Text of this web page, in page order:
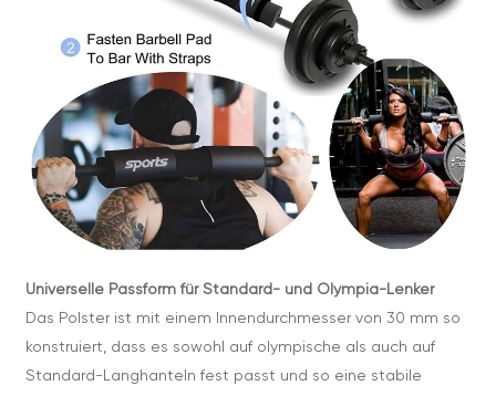
Universelle Passform für Standard- und Olympia-Lenker
Das Polster ist mit einem Innendurchmesser von 30 mm so
konstruiert, dass es sowohl auf olympische als auch auf
Standard-Langhanteln fest passt und so eine stabile